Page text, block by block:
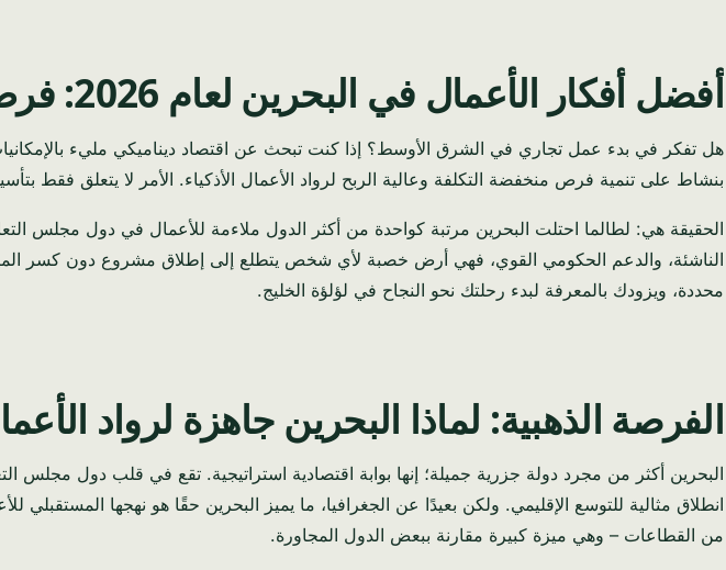
أفضل أفكار الأعمال في البحرين لعام 2026: فرص منخفضة التكلفة وعالية الربح
بنشاط على تنمية فرص منخفضة التكلفة وعالية الربح لرواد الأعمال الأذكياء. الأمر لا يتعلق فقط
الحقيقة هي: لطالما احتلت البحرين مرتبة كواحدة من أكثر الدول ملاءمة للأعمال في دول مجلس
الناشئة، والدعم الحكومي القوي، فهي أرض خصبة لأي شخص يتطلع إلى إطلاق مشروع دون كسر
محددة، ويزودك بالمعرفة لبدء رحلتك نحو النجاح في لؤلؤة الخليج.
الفرصة الذهبية: لماذا البحرين جاهزة لرواد الأعمال
البحرين أكثر من مجرد دولة جزرية جميلة؛ إنها بوابة اقتصادية استراتيجية. تقع في قلب دول مجلس
من القطاعات – وهي ميزة كبيرة مقارنة ببعض الدول المجاورة.